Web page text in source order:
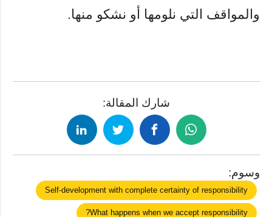
والمواقف التي نلومها أو نشكو منها.
شارك المقالة:
وسوم:
Self-development with complete certainty of responsibility
What happens when we accept responsibility?